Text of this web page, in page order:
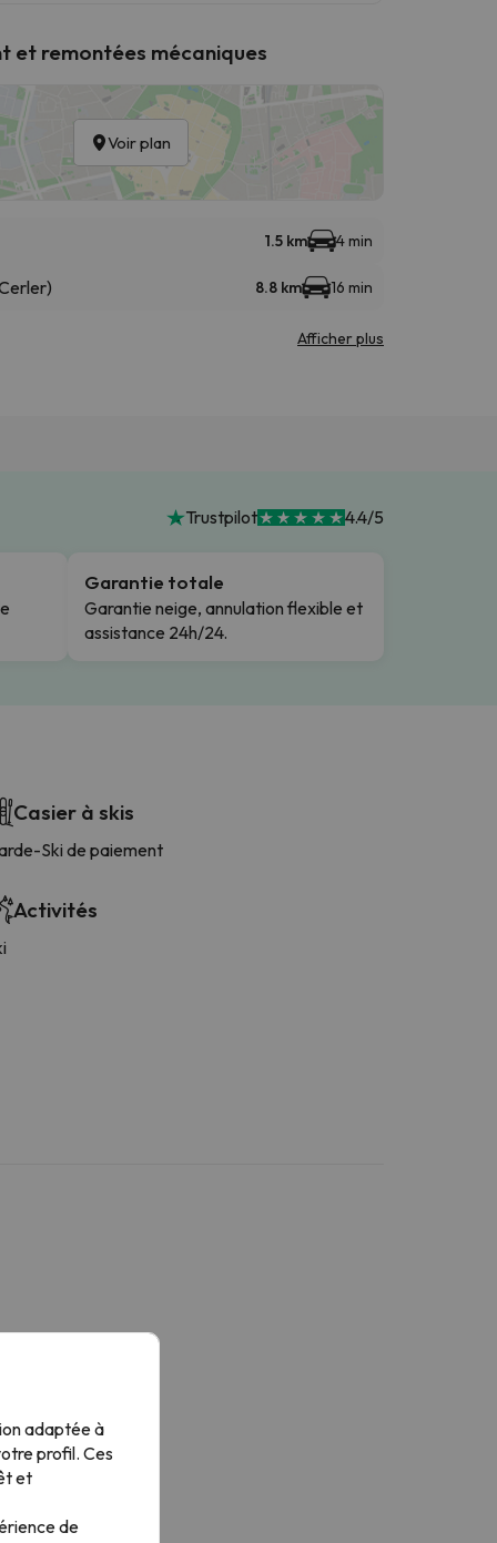
et remontées mécaniques
Voir plan
1.5 km 4 min
8.8 km 16 min
Afficher plus
Trustpilot 4.4/5
Garantie totale
Garantie neige, annulation flexible et
assistance 24h/24.
Casier à skis
Ski de paiement
Activités
adaptée à
profil. Ces
et
de